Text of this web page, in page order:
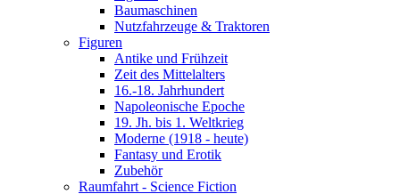
Baumaschinen
Nutzfahrzeuge & Traktoren
Figuren
Antike und Frühzeit
Zeit des Mittelalters
16.-18. Jahrhundert
Napoleonische Epoche
19. Jh. bis 1. Weltkrieg
Moderne (1918 - heute)
Fantasy und Erotik
Zubehör
Raumfahrt - Science Fiction